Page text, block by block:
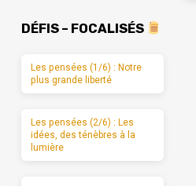
DÉFIS – FOCALISÉS
Les pensées (1/6) : Notre
plus grande liberté
Les pensées (2/6) : Les
idées, des ténèbres à la
lumière